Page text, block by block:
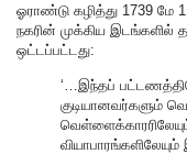
ஓராண்டு கழித்து 1739 மே
நகரின் முக்கிய இடங்களில்
ஒட்டப்பட்டது:
‘…இந்தப்
குடியானவர்களும்